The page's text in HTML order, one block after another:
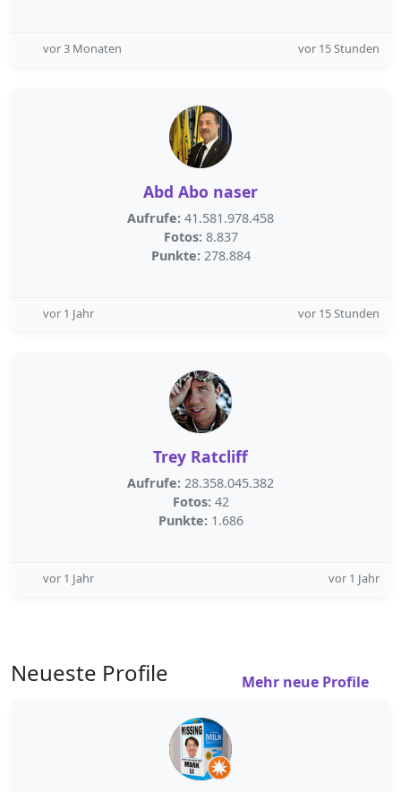
vor 3 Monaten vor 15 Stunden
Abd Abo naser
Aufrufe: 41.581.978.458
Fotos: 8.837
Punkte: 278.884
vor 1 Jahr vor 15 Stunden
Trey Ratcliff
Aufrufe: 28.358.045.382
Fotos: 42
Punkte: 1.686
vor 1 Jahr vor 1 Jahr
Neueste Profile Mehr neue Profile